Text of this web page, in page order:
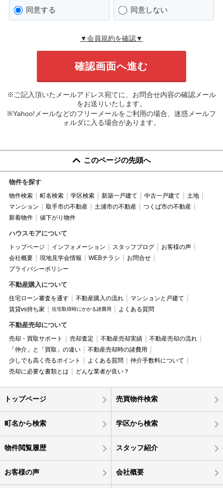
同意する 同意しない
▼会員規約を確認▼
※ご記入頂いたメールアドレス宛てに、お問合せ内容の確認メール
をお送りいたします。
※Yahoo!メールなどのフリーメールをご利用の場合、迷惑メールフ
ォルダに入る場合があります。
このページの先頭へ
物件を探す
物件検索 町名検索 学区検索 新築一戸建て 中古一戸建て
土地
マンション
取手市の不動産 土浦市の不動産
つくば市の不動産
新着物件
値下がり物件
ハウスモアについて
トップページ インフォメーション スタッフブログ
お客様の声
会社概要
現地見学会情報 WEBチラシ
お問合せ
プライバシーポリシー
不動産購入について
住宅ローン審査を通す 不動産購入の流れ
マンションと戸建て
賃貸vs持ち家
住宅取得時にかかる諸費用 よくある質問
不動産売却について
売却・買取サポート 売却査定 不動産売却実績
不動産売却の流れ
「仲介」と「買取」の違い
不動産売却時の諸費用
少しでも高く売るポイント
よくある質問
仲介手数料について
売却に必要な書類とは
どんな業者が良い？
トップページ 売買物件検索
町名から検索 学区から検索
物件閲覧履歴 スタッフ紹介
お客様の声 会社概要